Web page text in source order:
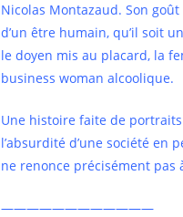
Nicolas Montazaud. Son
d’un être humain, qu’il soit
le doyen mis au placard, la
business
Une histoire faite de
l’absurdité d’une société
ne renonce précisément pas
————————————